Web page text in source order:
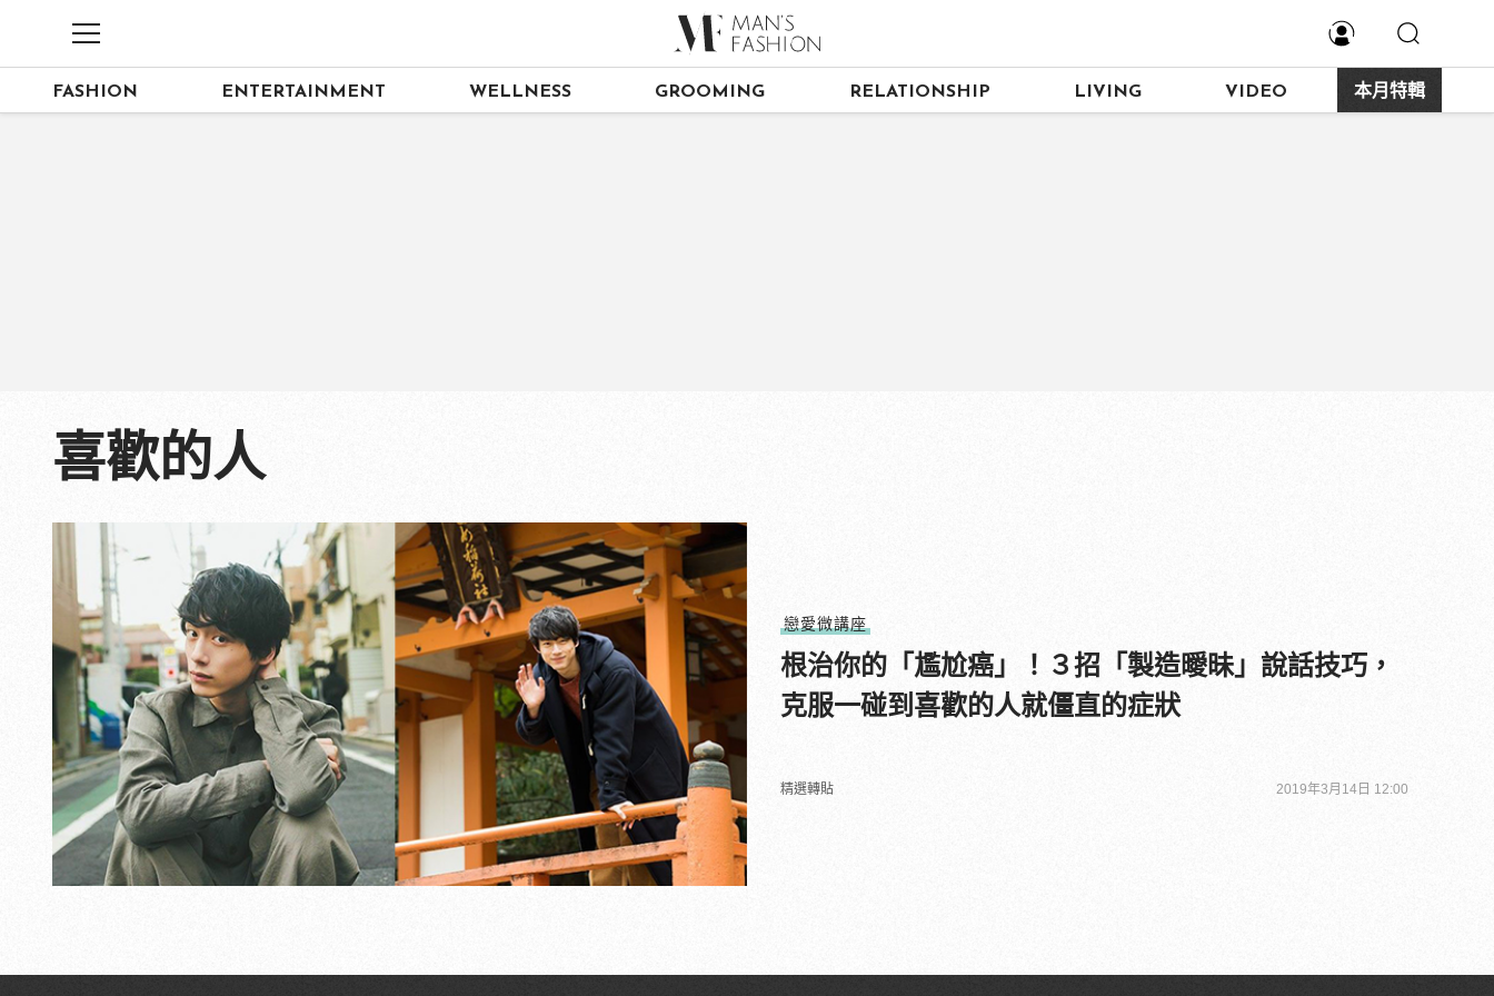
FASHION ENTERTAINMENT WELLNESS GROOMING RELATIONSHIP LIVING VIDEO 本月特輯
喜歡的人
戀愛微講座
根治你的「尷尬癌」！３招「製造曖昧」說話技巧，
克服一碰到喜歡的人就僵直的症狀
精選轉貼 2019年3月14日 12:00